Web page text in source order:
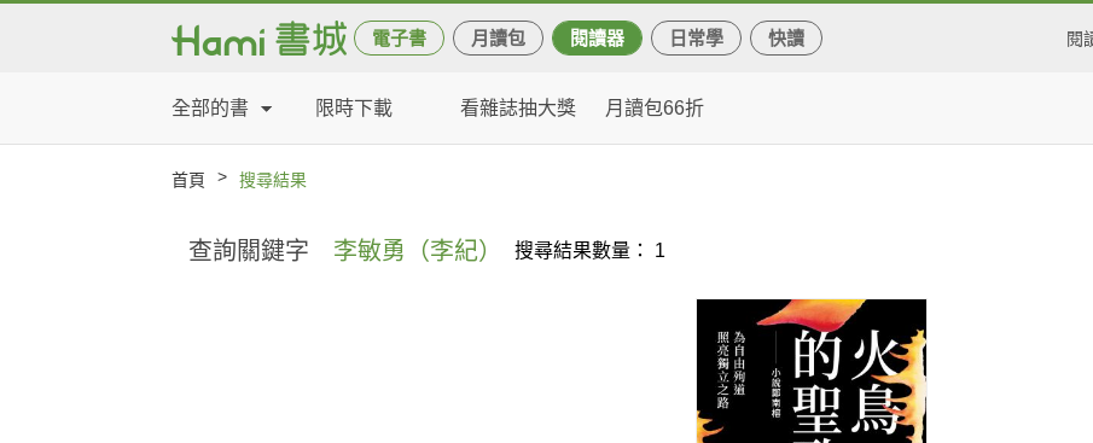
電子書 月讀包 閱讀器 日常學 快讀 閱
全部的書 限時下載 看雜誌抽大獎 月讀包66折
首頁 > 搜尋結果
查詢關鍵字 李敏勇（李紀） 搜尋結果數量： 1